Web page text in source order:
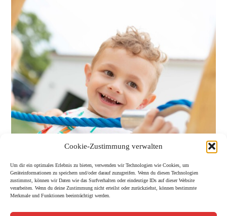
Cookie-Zustimmung verwalten
Um dir ein optimales Erlebnis zu bieten, verwenden wir Technologien wie Cookies, um
Geräteinformationen zu speichern und/oder darauf zuzugreifen. Wenn du diesen Technologien
zustimmst, können wir Daten wie das Surfverhalten oder eindeutige IDs auf dieser Website
verarbeiten. Wenn du deine Zustimmung nicht erteilst oder zurückziehst, können bestimmte
Merkmale und Funktionen beeinträchtigt werden.